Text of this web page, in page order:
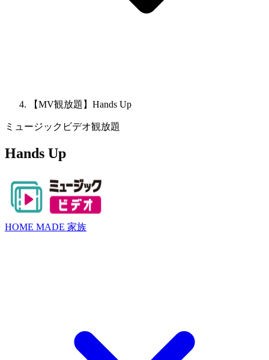
【MV観放題】Hands Up
ミュージックビデオ観放題
Hands Up
HOME MADE 家族